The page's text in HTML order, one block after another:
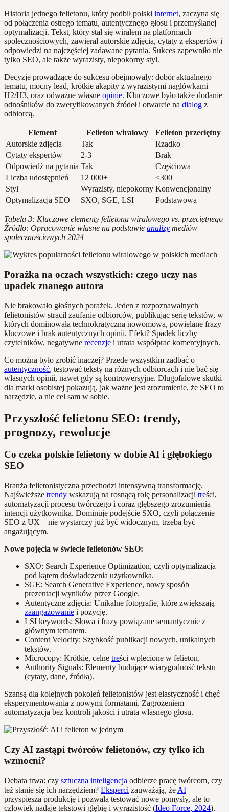
Historia jednego felietonu, który podbił polski internet, zaczyna się
od połączenia ostrego tematu, autentycznego głosu i przemyślanej
optymalizacji. Tekst, który stał się wiralem na platformach
społecznościowych, zawierał autorskie zdjęcia, cytaty z ekspertów i
odpowiedzi na najczęściej zadawane pytania. Sukces zapewniło nie
tylko SEO, ale także wyrazisty, niepokorny styl.
Decyzje prowadzące do sukcesu obejmowały: dobór aktualnego
tematu, mocny lead, krótkie akapity z wyrazistymi nagłówkami
H2/H3, oraz odważne własne opinie. Kluczowe było także dodanie
odnośników do zweryfikowanych źródeł i otwarcie na dialog z
odbiorcą.
Element Felieton wiralowy
Felieton przeciętny
Autorskie zdjęcia
Tak
Rzadko
Cytaty ekspertów
2-3
Brak
Odpowiedź na pytania Tak
Częściowa
Liczba udostępnień
12 000+
<300
Styl
Wyrazisty, niepokorny Konwencjonalny
Optymalizacja SEO
SXO, SGE, LSI Podstawowa
Tabela 3: Kluczowe elementy felietonu wiralowego vs. przeciętnego
Źródło: Opracowanie własne na podstawie analizy mediów
społecznościowych 2024
Porażka na oczach wszystkich: czego uczy nas
upadek znanego autora
Nie brakowało głośnych porażek. Jeden z rozpoznawalnych
felietonistów stracił zaufanie odbiorców, publikując serię tekstów, w
których dominowała technokratyczna nowomowa, powielane frazy
kluczowe i brak autentycznych opinii. Efekt? Spadek liczby
czytelników, negatywne recenzje i utrata współprac komercyjnych.
Co można było zrobić inaczej? Przede wszystkim zadbać o
autentyczność, testować teksty na różnych odbiorcach i nie bać się
własnych opinii, nawet gdy są kontrowersyjne. Długofalowe skutki
dla marki osobistej pokazują, jak ważne jest zrozumienie, że SEO to
narzędzie, a nie cel sam w sobie.
Przyszłość felietonu SEO: trendy,
prognozy, rewolucje
Co czeka polskie felietony w dobie AI i głębokiego
SEO
Branża felietonistyczna przechodzi intensywną transformację.
Najświeższe trendy wskazują na rosnącą rolę personalizacji treści,
automatyzacji procesu twórczego i coraz głębszego zrozumienia
intencji użytkownika. Dominuje podejście SXO, czyli połączenie
SEO z UX – nie wystarczy już być widocznym, trzeba być
angażującym.
Nowe pojęcia w świecie felietonów SEO:
SXO: Search Experience Optimization, czyli optymalizacja
pod kątem doświadczenia użytkownika.
SGE: Search Generative Experience, nowy sposób
prezentacji wyników przez Google.
Autentyczne zdjęcia: Unikalne fotografie, które zwiększają
zaangażowanie i pozycję.
LSI keywords: Słowa i frazy powiązane semantycznie z
głównym tematem.
Content Velocity: Szybkość publikacji nowych, unikalnych
tekstów.
Microcopy: Krótkie, celne treści wplecione w felieton.
Authority Signals: Elementy budujące wiarygodność tekstu
(cytaty, dane, źródła).
Szansą dla kolejnych pokoleń felietonistów jest elastyczność i chęć
eksperymentowania z nowymi formatami. Zagrożeniem –
automatyzacja bez kontroli jakości i utrata własnego głosu.
Czy AI zastąpi twórców felietonów, czy tylko ich
wzmocni?
Debata trwa: czy sztuczna inteligencja odbierze pracę twórcom, czy
też stanie się ich narzędziem? Eksperci zauważają, że AI
przyspiesza produkcję i pozwala testować nowe pomysły, ale to
człowiek nadaje tekstowi głębię i wyrazistość (Ideo Force, 2024).